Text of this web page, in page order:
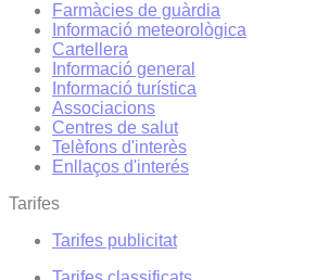
Farmàcies de guàrdia
Informació meteorològica
Cartellera
Informació general
Informació turística
Associacions
Centres de salut
Telèfons d'interès
Enllaços d'interés
Tarifes
Tarifes publicitat